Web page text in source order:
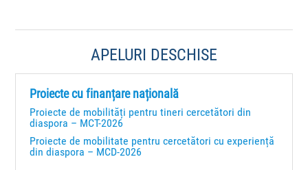
APELURI DESCHISE
Proiecte cu finanțare națională
Proiecte de mobilități pentru tineri cercetători din
diaspora – MCT-2026
Proiecte de mobilitate pentru cercetători cu experiență
din diaspora – MCD-2026